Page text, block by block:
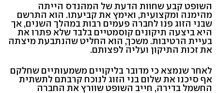
השופט קבע שחוות הדעת של המהנדס הייתה
מהימנה ומקצועית, ואימץ את קביעתו. הוא התרשם
שבני הזוג פנו לחברה פעמים רבות במהלך השנים, אך
היא ביצעה תיקונים קוסמטיים בלבד שלא פתרו את
בעיית הרטיבות. משכך, הוא החליט שהנתבעת מיצתה
את זכות התיקון ועליה לפצותם.
לאחר שנמצא כי מדובר בליקויים משמעותיים שחלקם
אף סיכנו את שלום בני הזוג לנוכח קרבתם לתשתית
החשמל בדירה, חייב השופט שוורץ את החברה